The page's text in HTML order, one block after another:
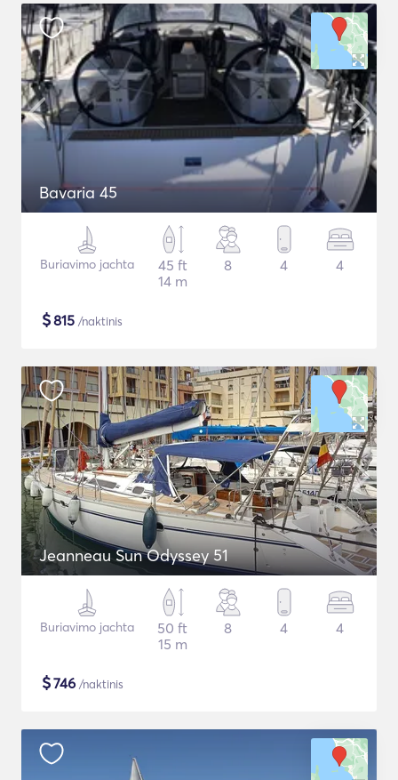
Bavaria 45
Buriavimo jachta
45 ft
14 m
8 4 4
$815 /naktinis
Jeanneau Sun Odyssey 51
Buriavimo jachta
50 ft
15 m
8 4 4
$746 /naktinis